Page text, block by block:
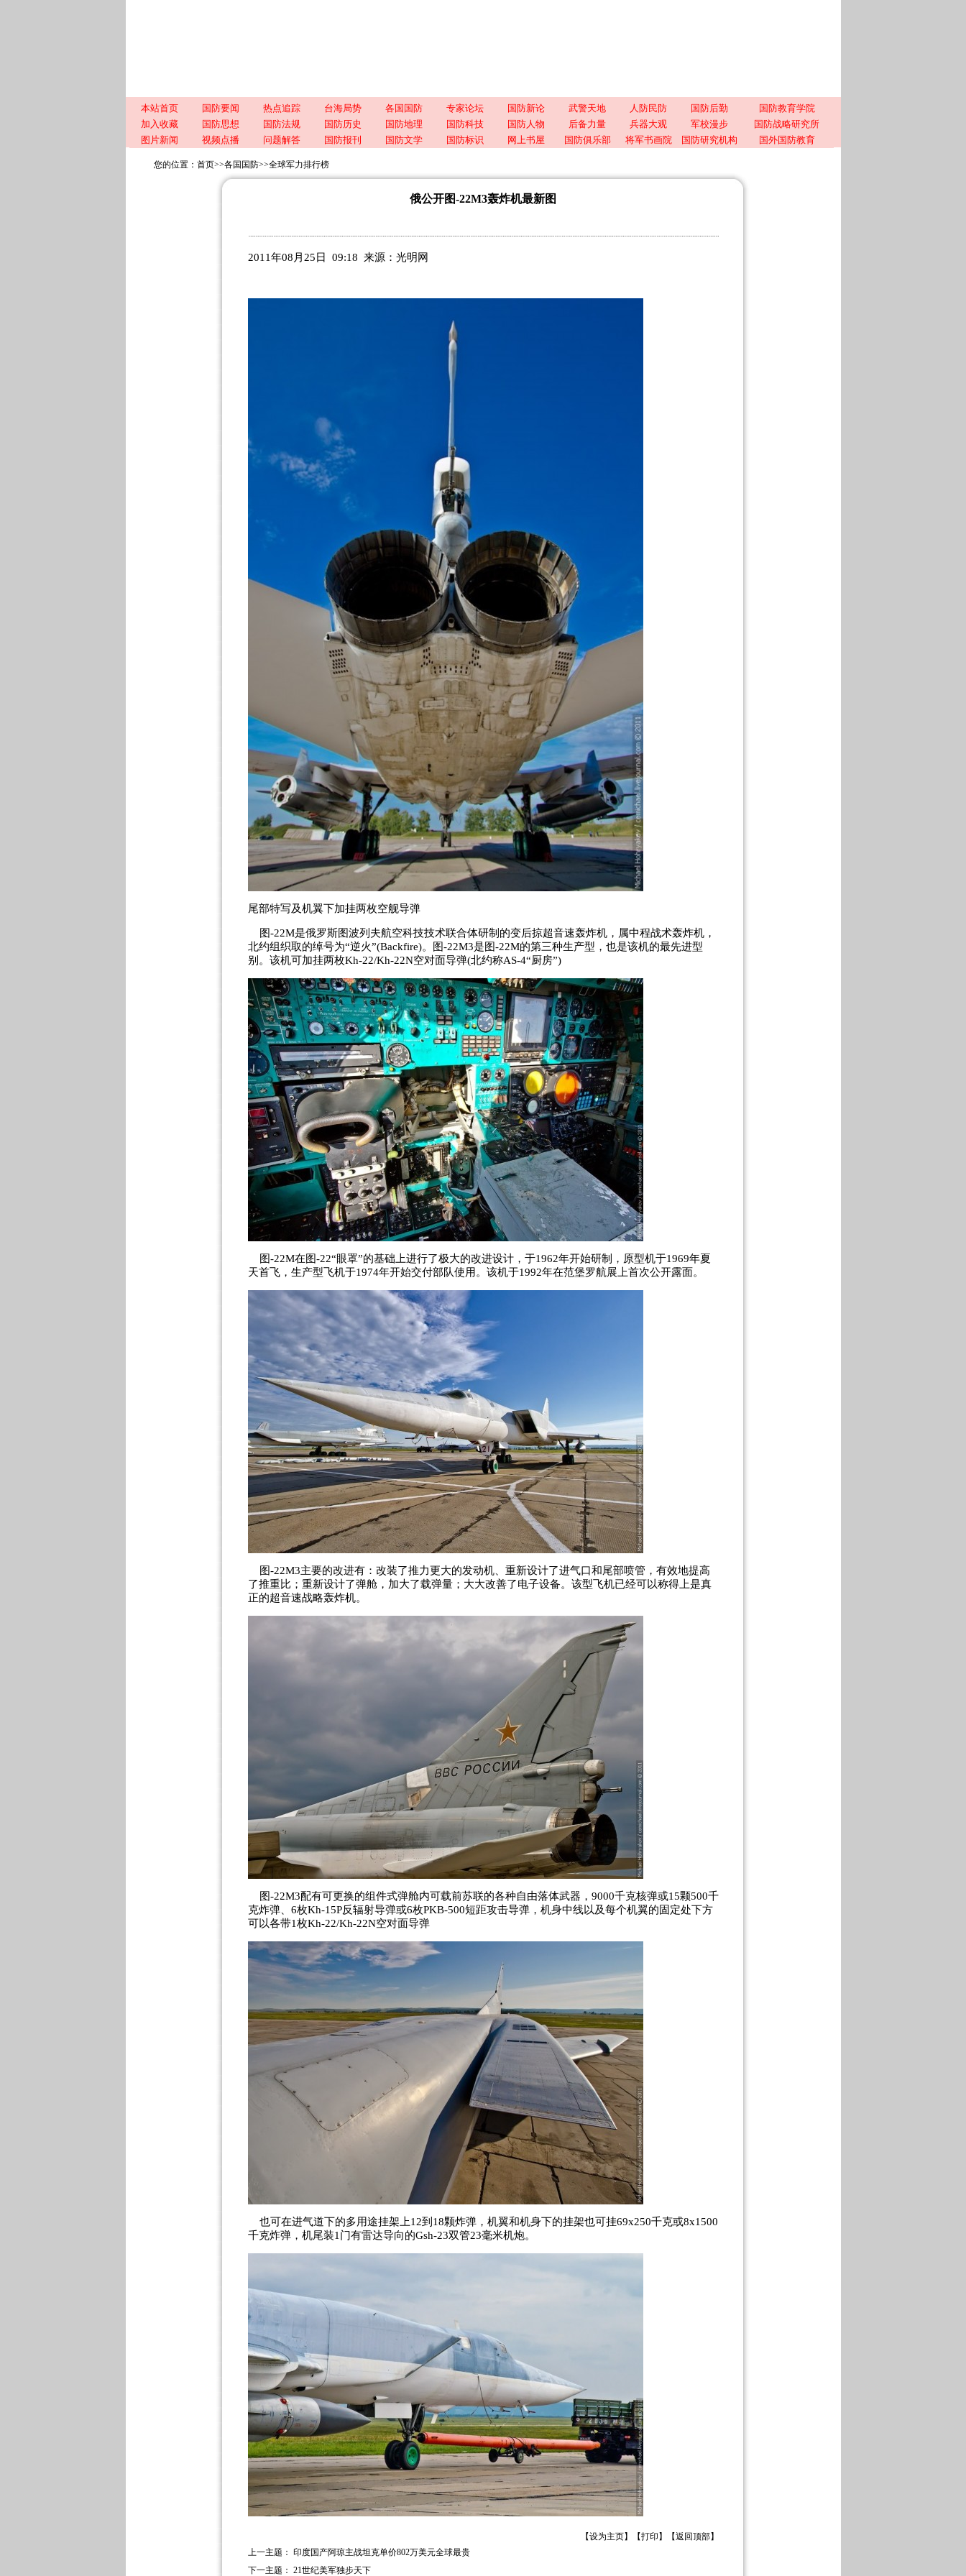
本站首页 国防要闻 热点追踪 台海局势 各国国防 专家论坛 国防新论 武警天地 人防民防 国防后勤
国防教育学院
加入收藏
国防思想 国防法规 国防历史 国防地理 国防科技 国防人物 后备力量 兵器大观 军校漫步
国防战略研究所
图片新闻
视频点播 问题解答 国防报刊 国防文学 国防标识 网上书屋 国防俱乐部 将军书画院 国防研究机构 国外国防教育
您的位置： 首页>>各国国防>>全球军力排行榜
俄公开图-22M3轰炸机最新图
2011年08月25日 09:18 来源：光明网
尾部特写及机翼下加挂两枚空舰导弹
图-22M是俄罗斯图波列夫航空科技技术联合体研制的变后掠超音速轰炸机，属中程战术轰炸机，
北约组织取的绰号为“逆火”(Backfire)。图-22M3是图-22M的第三种生产型，也是该机的最先进型
别。该机可加挂两枚Kh-22/Kh-22N空对面导弹(北约称AS-4“厨房”)
图-22M在图-22“眼罩”的基础上进行了极大的改进设计，于1962年开始研制，原型机于1969年夏
天首飞，生产型飞机于1974年开始交付部队使用。该机于1992年在范堡罗航展上首次公开露面。
图-22M3主要的改进有：改装了推力更大的发动机、重新设计了进气口和尾部喷管，有效地提高
了推重比；重新设计了弹舱，加大了载弹量；大大改善了电子设备。该型飞机已经可以称得上是真
正的超音速战略轰炸机。
图-22M3配有可更换的组件式弹舱内可载前苏联的各种自由落体武器，9000千克核弹或15颗500千
克炸弹、6枚Kh-15P反辐射导弹或6枚PKB-500短距攻击导弹，机身中线以及每个机翼的固定处下方
可以各带1枚Kh-22/Kh-22N空对面导弹
也可在进气道下的多用途挂架上12到18颗炸弹，机翼和机身下的挂架也可挂69x250千克或8x1500
千克炸弹，机尾装1门有雷达导向的Gsh-23双管23毫米机炮。
【设为主页】【打印 】【返回顶部】
上一主题： 印度国产阿琼主战坦克单价802万美元全球最贵
下一主题： 21世纪美军独步天下